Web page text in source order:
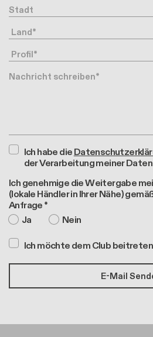
Stadt
Land
Profil
Nachricht
Ich habe die
der Verarbeitung meiner
Ich genehmige die Weitergabe
(lokale Händler in Ihrer Nähe)
Anfrage *
Ja
Nein
Ich möchte dem Club